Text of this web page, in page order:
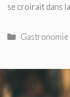
se croirait dans
Catégories
Gastronomie